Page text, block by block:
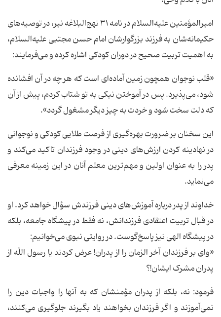
امیرالمؤمنین علیه‌السلام در نامه ۳۱ نهج‌البلاغه نیز، در توصیه‌های
حکیمانه‌شان به فرزند بزرگوارشان امام حسن مجتبی علیه‌السلام،
به اهمیت تربیت صحیح در دوران کودکی اشاره کرده و می‌فرمایند:
«قلب نوجوان همچون زمین آماده‌ای است که هر چه در آن افشانده
شود، می‌پذیرد. پس در آموختن نیکی به تو شتاب کردم، پیش از آن
که دلت سخت شود و خردت به چیز دیگر مشغول گردد».
این سخنان بر ضرورت بهره‌گیری از فرصت طلایی کودکی و نوجوانی
در نهادینه کردن ارزش‌های دینی در وجود فرزندان تاکید می‌کند و
پدر را به عنوان اولین و مهم‌ترین معلم آنان در این زمینه معرفی
می‌نماید.
خداوند از پدر درباره آموزش‌های دینی فرزندش سؤال خواهد کرد. او
در قبال تربیت اعتقادی فرزندانش، نه فقط در پیشگاه جامعه، بلکه
در پیشگاه الهی نیز پاسخ‌گوست. در روایتی نبوی می‌خوانیم:
«وای بر فرزندان آخر الزمان را از پدران! عرض کردند یا رسول اللّه از
پدران مشرک ایشان!؟
فرمود: نه، بلکه از پدران مؤمنشان که به آنها را واجبات دین را
نمی‌آموزند و اگر فرزندان بخواهند یاد بگیرند جلوگیری می‌کنند،